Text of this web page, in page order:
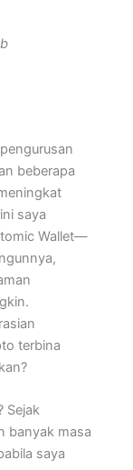
beberapa
saya
Wallet—
terbina
Sejak
banyak masa
saya